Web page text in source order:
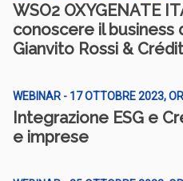
WSO2 OXYGENATE
conoscere il business
Gianvito Rossi &
WEBINAR - 17 OTTOBRE 2023,
Integrazione ESG e
e imprese